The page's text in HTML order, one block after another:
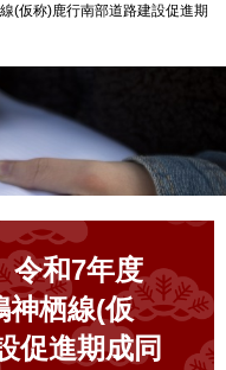
(仮称)鹿行南部道路建設促進期
令和7年度
神栖線(仮
促進期成同